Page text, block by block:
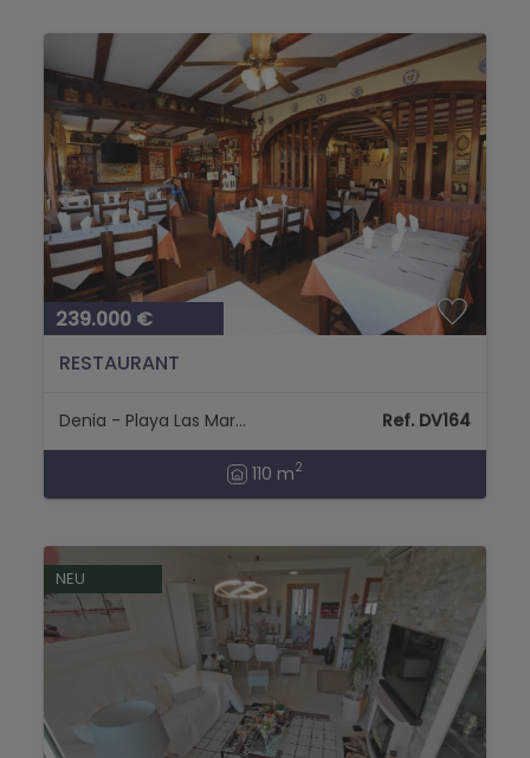
minütige Fahrt von der Stadt führt Mitte der
Stadt. Es gibt zahlreiche Freizeitaktivitäten
Zonen und nautischen Entertainment-
Unternehmen. Vom Strand el Raset (erster
Strand), Les Deveses (Letzteres), finden Sie
zahlreiche Restaurants und Bars, wo man
etwas mit unschlagbare Aussicht genießen
können. Das Meeresgebiet ist eines der
beliebtesten kurz und wenn so etwas wie so
viele, sein Motiv gibt.
239.000 €
RESTAURANT
Denia - Playa Las Marinas Ref. DV164
110 m2
NEU